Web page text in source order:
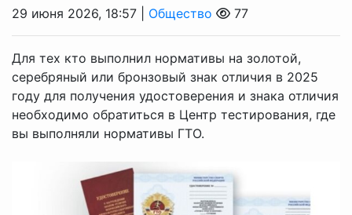
29 июня 2026, 18:57 | Общество 77
Для тех кто выполнил нормативы на золотой,
серебряный или бронзовый знак отличия в 2025
году для получения удостоверения и знака отличия
необходимо обратиться в Центр тестирования, где
вы выполняли нормативы ГТО.